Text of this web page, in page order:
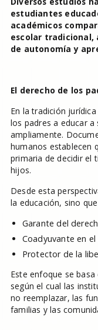
estudiantes
académicos
escolar tradicional,
de autonomía y
El derecho de los
En la tradición
los padres a educar
ampliamente.
humanos establecen
primaria de decidir el
hijos.
Desde esta
la educación, sino
Garante del
Coadyuvante en
Protector de la
Este enfoque se basa
según el cual las
no reemplazar, las
familias y las